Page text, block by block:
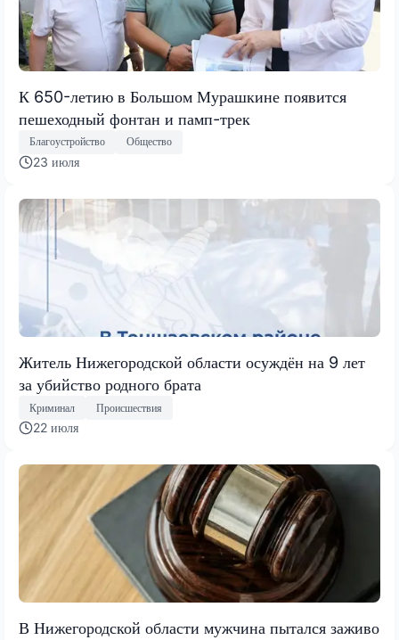
К 650-летию в Большом Мурашкине появится
пешеходный фонтан и памп-трек
Благоустройство Общество
23 июля
Житель Нижегородской области осуждён на 9 лет
за убийство родного брата
Криминал Происшествия
22 июля
В Нижегородской области мужчина пытался заживо